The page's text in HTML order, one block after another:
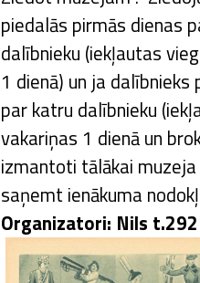
piedalās pirmās dienas
dalībnieku (iekļautas
1 dienā) un ja
par katru dalībnieku
vakariņas 1 dienā un
izmantoti tālākai
saņemt ienākuma
Organizatori: Nils